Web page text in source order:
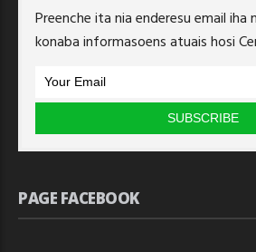
Preenche ita nia enderesu email iha
konaba informasoens atuais hosi
PAGE FACEBOOK